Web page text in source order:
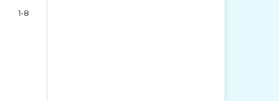
1-8